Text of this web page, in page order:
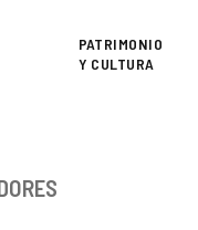
Superior
PATRIMONIO
Y CULTURA